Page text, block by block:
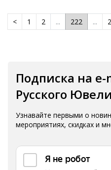
< 1 2 ... 222 ...
Подписка на
Русского
Узнавайте первыми о
мероприятиях, скидках и